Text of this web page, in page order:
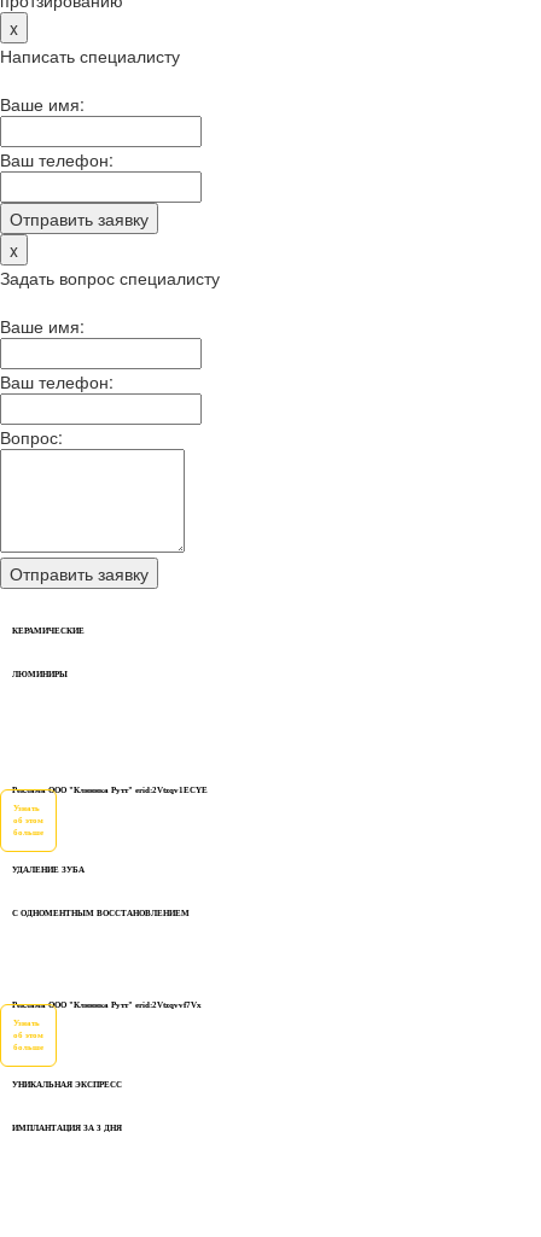
x
Написать специалисту
Ваше имя:
Ваш телефон:
x
Задать вопрос специалисту
Ваше имя:
Ваш телефон:
Вопрос:
КЕРАМИЧЕСКИЕ
ЛЮМИНИРЫ
Реклама ООО "Клиника Рутт" erid:2Vtzqv1ECYE
Узнать
об этом
больше
УДАЛЕНИЕ ЗУБА
С ОДНОМЕНТНЫМ ВОССТАНОВЛЕНИЕМ
Реклама ООО "Клиника Рутт" erid:2Vtzqvvf7Vx
Узнать
об этом
больше
УНИКАЛЬНАЯ ЭКСПРЕСС
ИМПЛАНТАЦИЯ ЗА 3 ДНЯ